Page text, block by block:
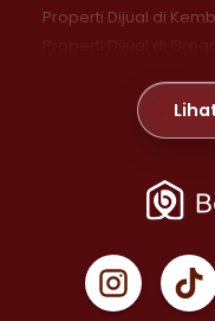
Properti Dijual di
Properti Dijual di
Properti Dijual di
Properti Dijual di
Properti Dijual di
Properti Dijual di